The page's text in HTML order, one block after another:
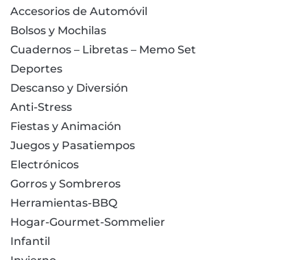
Accesorios de Automóvil
Bolsos y Mochilas
Cuadernos – Libretas – Memo Set
Deportes
Descanso y Diversión
Anti-Stress
Fiestas y Animación
Juegos y Pasatiempos
Electrónicos
Gorros y Sombreros
Herramientas-BBQ
Hogar-Gourmet-Sommelier
Infantil